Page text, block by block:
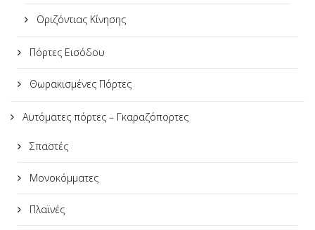
Οριζόντιας Κίνησης
Πόρτες Εισόδου
Θωρακισμένες Πόρτες
Αυτόματες πόρτες – Γκαραζόπορτες
Σπαστές
Μονοκόμματες
Πλαϊνές